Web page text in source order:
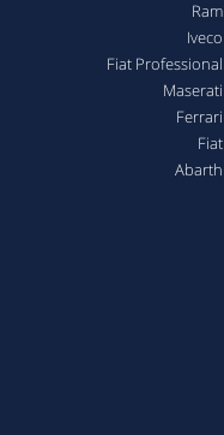
Ram
Iveco
Fiat Professional
Maserati
Ferrari
Fiat
Abarth